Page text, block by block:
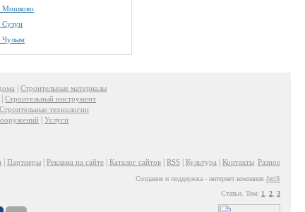
Мошково
Сузун
Чулым
Строительные материалы
Строительный инструмент
Строительные технологии
Услуги
Партнеры Реклама на сайте Каталог сайтов RSS Культура Контакты Разное
Создание и поддержка - интернет компания JetiS
Статьи. Том: 1 2 3